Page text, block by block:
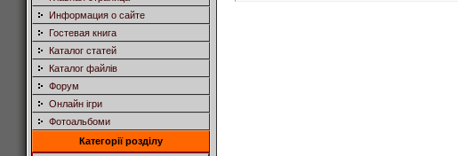
Информация о сайте
Гостевая книга
Каталог статей
Каталог файлів
Форум
Онлайн ігри
Фотоальбоми
Категорії розділу